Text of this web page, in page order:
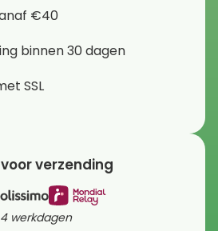
€40
binnen 30 dagen
SSL
verzending
werkdagen